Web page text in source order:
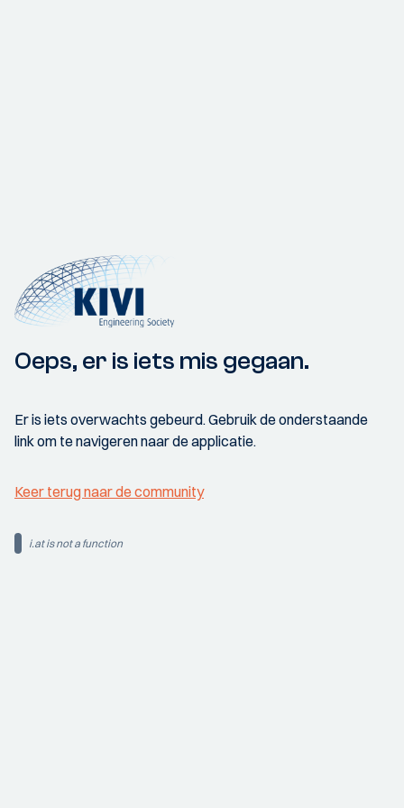
Oeps, er is iets mis gegaan.
Er is iets overwachts gebeurd. Gebruik de onderstaande
link om te navigeren naar de applicatie.
Keer terug naar de community
i.at is not a function